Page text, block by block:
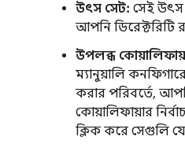
উৎস সেট: সেই উৎস
আপনি ডিরেক্টরিটি
উপলব্ধ
ম্যানুয়ালি
করার পরিবর্তে,
কোয়ালিফায়ার
ক্লিক করে সেগুলি